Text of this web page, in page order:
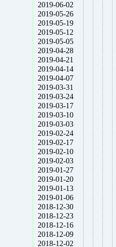
2019-06-02
2019-05-26
2019-05-19
2019-05-12
2019-05-05
2019-04-28
2019-04-21
2019-04-14
2019-04-07
2019-03-31
2019-03-24
2019-03-17
2019-03-10
2019-03-03
2019-02-24
2019-02-17
2019-02-10
2019-02-03
2019-01-27
2019-01-20
2019-01-13
2019-01-06
2018-12-30
2018-12-23
2018-12-16
2018-12-09
2018-12-02